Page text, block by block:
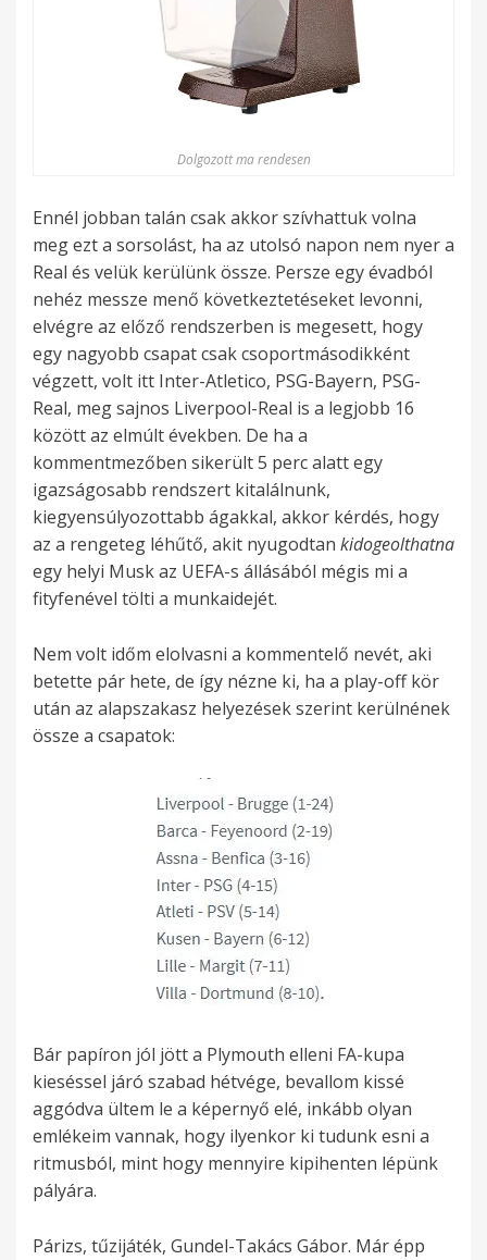
Dolgozott ma rendesen
Ennél jobban talán csak akkor szívhattuk volna
meg ezt a sorsolást, ha az utolsó napon nem nyer a
Real és velük kerülünk össze. Persze egy évadból
nehéz messze menő következtetéseket levonni,
elvégre az előző rendszerben is megesett, hogy
egy nagyobb csapat csak csoportmásodikként
végzett, volt itt Inter-Atletico, PSG-Bayern, PSG-
Real, meg sajnos Liverpool-Real is a legjobb 16
között az elmúlt években. De ha a
kommentmezőben sikerült 5 perc alatt egy
igazságosabb rendszert kitalálnunk,
kiegyensúlyozottabb ágakkal, akkor kérdés, hogy
az a rengeteg léhűtő, akit nyugodtan kidogeolthatna
egy helyi Musk az UEFA-s állásából mégis mi a
fityfenével tölti a munkaidejét.
Nem volt időm elolvasni a kommentelő nevét, aki
betette pár hete, de így nézne ki, ha a play-off kör
után az alapszakasz helyezések szerint kerülnének
össze a csapatok:
Bár papíron jól jött a Plymouth elleni FA-kupa
kieséssel járó szabad hétvége, bevallom kissé
aggódva ültem le a képernyő elé, inkább olyan
emlékeim vannak, hogy ilyenkor ki tudunk esni a
ritmusból, mint hogy mennyire kipihenten lépünk
pályára.
Párizs, tűzijáték, Gundel-Takács Gábor. Már épp